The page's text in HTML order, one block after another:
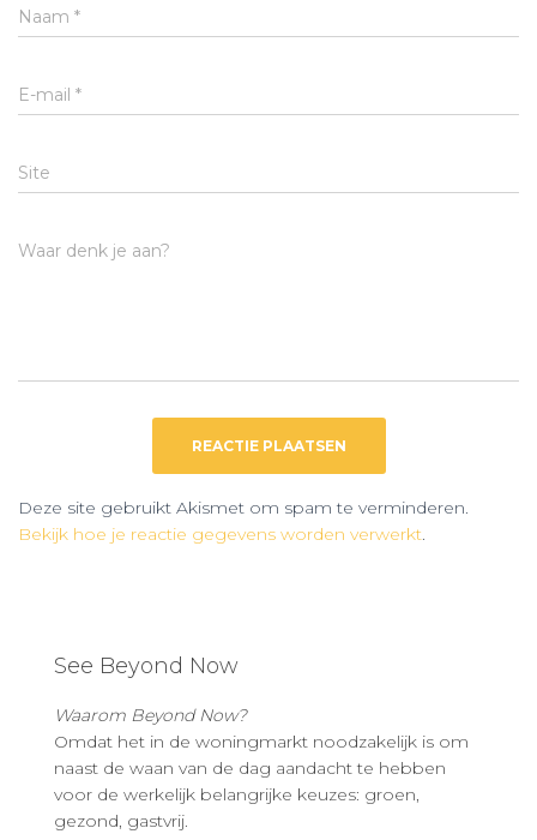
Naam *
E-mail *
Site
Waar denk je aan?
Deze site gebruikt Akismet om spam te verminderen.
Bekijk hoe je reactie gegevens worden verwerkt.
See Beyond Now
Waarom Beyond Now?
Omdat het in de woningmarkt noodzakelijk is om
naast de waan van de dag aandacht te hebben
voor de werkelijk belangrijke keuzes: groen,
gezond, gastvrij.